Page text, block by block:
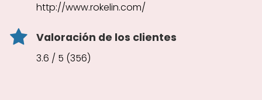
http://www.rokelin.com/
Valoración de los clientes
3.6 / 5 (356)